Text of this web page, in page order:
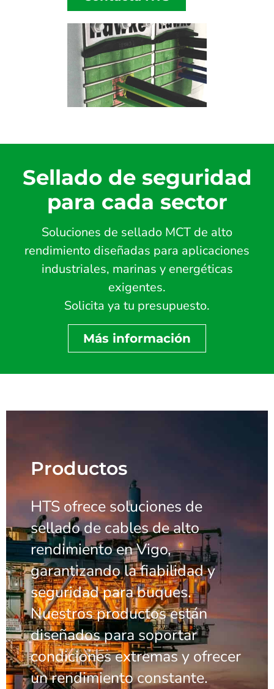
Sellado de seguridad
para cada sector
Soluciones de sellado MCT de alto
rendimiento diseñadas para aplicaciones
industriales, marinas y energéticas
exigentes.
Solicita ya tu presupuesto.
Más información
Productos
HTS ofrece soluciones de
sellado de cables de alto
rendimiento en Vigo,
garantizando la fiabilidad y
seguridad para buques.
Nuestros productos están
diseñados para soportar
condiciones extremas y ofrecer
un rendimiento constante.